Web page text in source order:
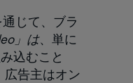
じて、ブラ
」は、単に
込むこと
広告主はオン